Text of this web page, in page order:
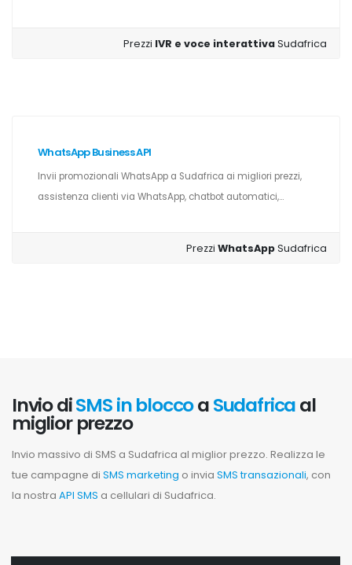
Prezzi IVR e voce interattivaSudafrica
WhatsApp Business API
Invii promozionali WhatsApp a Sudafrica ai migliori prezzi,
assistenza clienti via WhatsApp, chatbot automatici,...
PrezziWhatsAppSudafrica
Invio diSMS in bloccoaSudafricaal
miglior prezzo
Invio massivo di SMS a Sudafrica al miglior prezzo. Realizza le
tue campagne di SMS marketing o invia SMS transazionali, con
la nostra API SMS a cellulari di Sudafrica.